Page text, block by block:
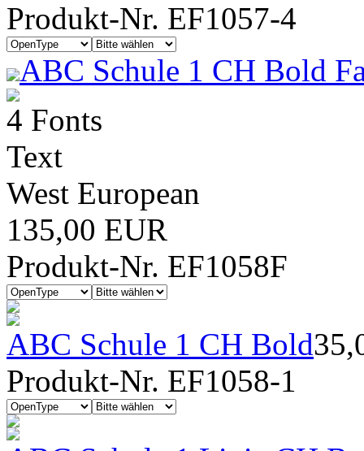
Produkt-Nr. EF1057-4
ABC Schule 1 CH Bold
4 Fonts
Text
West European
135,00 EUR
Produkt-Nr. EF1058F
ABC Schule 1 CH Bold
Produkt-Nr. EF1058-1